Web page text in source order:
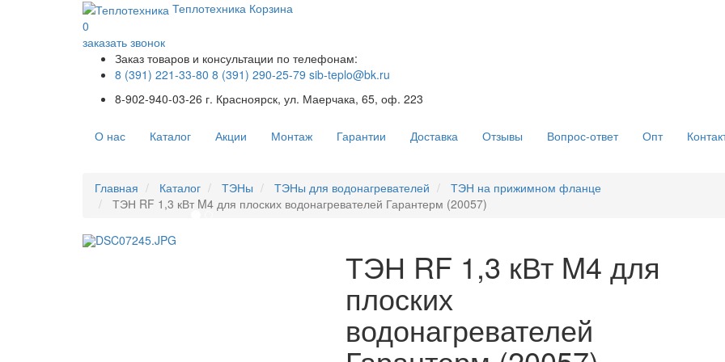
Теплотехника Корзина
0
заказать звонок
Заказ товаров и консультации по телефонам:
8 (391) 221-33-80 8 (391) 290-25-79 sib-teplo@bk.ru
8-902-940-03-26 г. Красноярск, ул. Маерчака, 65, оф. 223
О нас Каталог Акции Монтаж Гарантии Доставка Отзывы Вопрос-ответ Опт
Главная Каталог ТЭНы ТЭНы для водонагревателей
ТЭН на прижимном фланце
ТЭН RF 1,3 кВт M4 для плоских водонагревателей Гарантерм (20057)
ТЭН RF 1,3 кВт M4 для
плоских
водонагревателей